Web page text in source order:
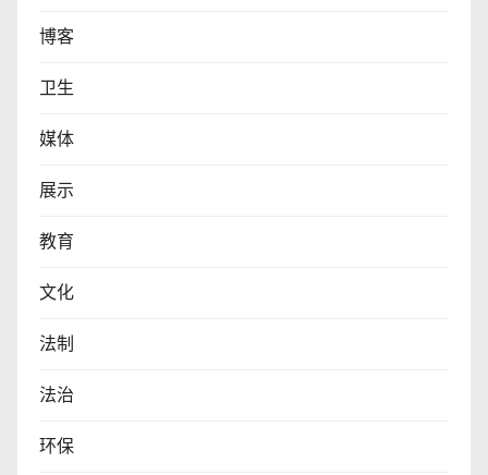
博客
卫生
媒体
展示
教育
文化
法制
法治
环保